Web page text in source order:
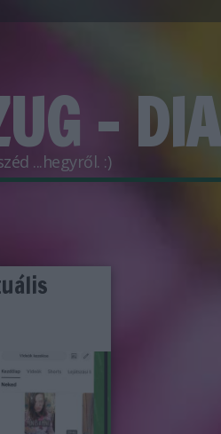
- DIA
...hegyről. :)